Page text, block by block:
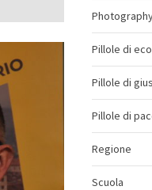
Pillole di
Pillole di
Pillole di
Regione
Scuola